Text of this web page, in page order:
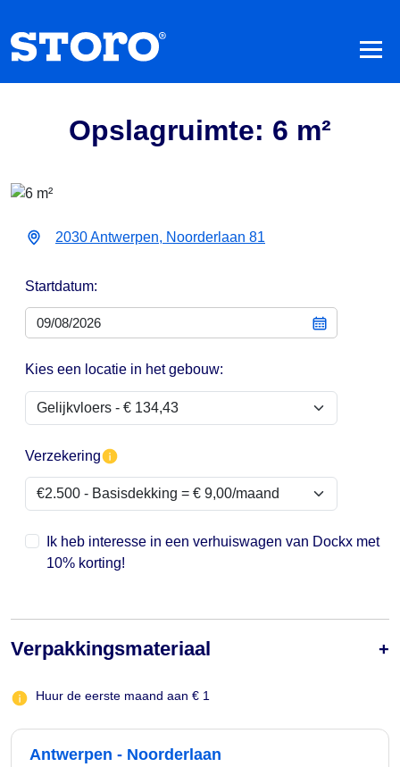
Opslagruimte: 6 m²
2030 Antwerpen, Noorderlaan 81
Startdatum:
Kies een locatie in het gebouw:
Verzekering
Ik heb interesse in een verhuiswagen van Dockx met
10% korting!
Verpakkingsmateriaal
Huur de eerste maand aan € 1
Antwerpen - Noorderlaan